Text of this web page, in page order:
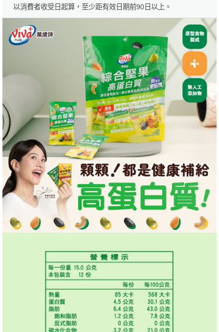
以消費者收受日起算，至少距有效日期前90日以上。